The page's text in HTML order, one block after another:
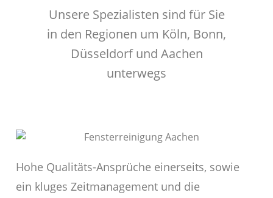
Unsere Spezialisten sind für Sie
in den Regionen um Köln, Bonn,
Düsseldorf und Aachen
unterwegs
Hohe Qualitäts-Ansprüche einerseits, sowie
ein kluges Zeitmanagement und die